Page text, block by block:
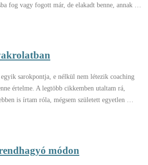
fog vagy fogott már, de elakadt benne, annak …
sarokpontja, e nélkül nem létezik coaching
értelme. A legtöbb cikkemben utaltam rá,
is írtam róla, mégsem született egyetlen …
módon